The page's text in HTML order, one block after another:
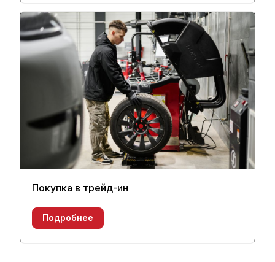
Покупка в трейд-ин
Подробнее